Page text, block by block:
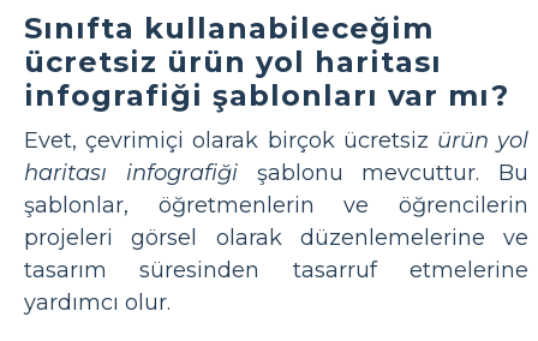
Sınıfta kullanabileceğim
ücretsiz ürün yol haritası
infografiği şablonları var mı?
Evet, çevrimiçi olarak birçok ücretsiz ürün yol
haritası infografiğişablonu mevcuttur. Bu
şablonlar, öğretmenlerin ve öğrencilerin
projeleri görsel olarak düzenlemelerine ve
tasarım süresinden tasarruf etmelerine
yardımcı olur.